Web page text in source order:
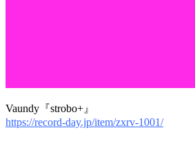
Vaundy『strobo+』
https://record-day.jp/item/zxrv-1001/